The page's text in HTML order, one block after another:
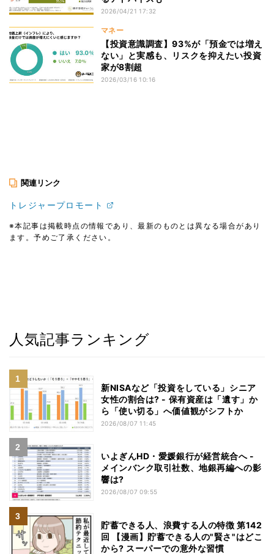
2026/04/21 17:32
マネー
【投資意識調査】93%が「預金では増え
ない」と実感も、リスクを抑えたい投資
家が8割超
2026/03/16 10:16
関連リンク
トレジャープロモート
※本記事は掲載時点の情報であり、最新のものとは異なる場合があり
ます。予めご了承ください。
人気記事ランキング
新NISAなど「投資をしている」シニア
女性の割合は? - 保有資産は「遺す」か
ら「使い切る」へ価値観がシフトか
2026/08/07 11:45
いよぎんHD・愛媛銀行が経営統合へ -
メインバンク取引社数、地銀再編への影
響は?
2026/08/07 09:55
貯蓄できる人、浪費する人の特徴 第142
回 【漫画】貯蓄できる人の"賢さ"はどこ
から? スーパーでの意外な習慣